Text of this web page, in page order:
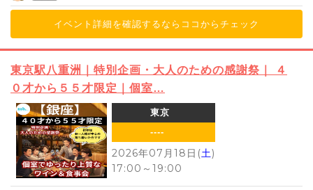
イベント詳細を確認するならココからチェック
東京駅八重洲｜特別企画・大人のための感謝祭｜ ４
０才から５５才限定｜個室…
東京
----
2026年07月18日(土)
17:00 ～ 19:00